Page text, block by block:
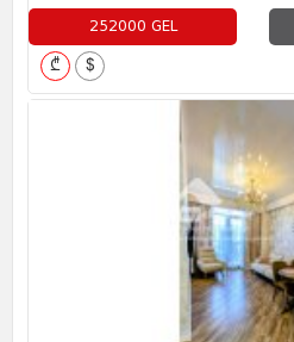
252000 GEL
₾ $